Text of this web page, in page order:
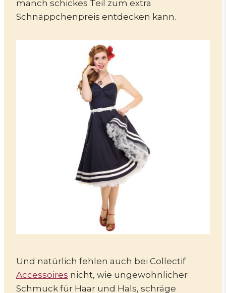
manch schickes Teil zum extra
Schnäppchenpreis entdecken kann.
Und natürlich fehlen auch bei Collectif
Accessoires nicht, wie ungewöhnlicher
Schmuck für Haar und Hals, schräge